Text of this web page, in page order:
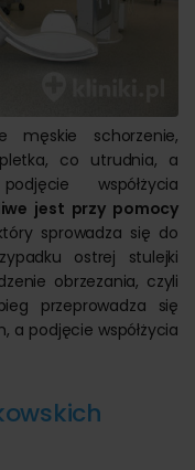
męskie schorzenie,
co utrudnia, a
współżycia
jest przy pomocy
sprowadza się do
ostrej stulejki
obrzezania, czyli
przeprowadza się
a podjęcie współżycia